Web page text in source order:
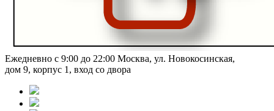
Ежедневно с 9:00 до 22:00 Москва, ул. Новокосинская,
дом 9, корпус 1, вход со двора